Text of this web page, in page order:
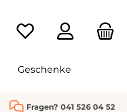
Du hast 0 Produkte
Geschenke
Fragen? 041 526 04 52